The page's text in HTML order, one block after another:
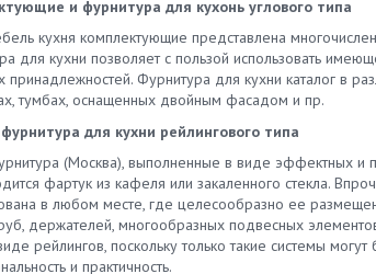
обилие металлических
то такие стили, как прованс
немыслимы без
на видном месте
элементов утвари.
для столешницы и
для кухни Недорогие
аксессуары,
принадлежности мы
мебельщикам
профиля. Оформив
можно купить полный набор
для кухонных ящиков:
заведениях
пластика не
высокой
справляется
защитой стен
загрязнений.
мебели
рабочей зоны
интерьера. В
отделке и
Купить
подбирать цоколь под
под цвет и фактуру фасадов.
стоит купить
и плинтус цоколя для кухни.
для цоколя кухни
соответствовать его
Для усиления
свойств можно
уплотнители. Панели из
цоколь пластиковый
экономичность и
монтажа. Он не такой
и фурнитура для кухонь углового типа
кухня комплектующие представлена
для кухни позволяет с пользой использовать
принадлежностей. Фурнитура для кухни каталог в
тумбах, оснащенных двойным фасадом и пр.
для кухни рейлингового типа
(Москва), выполненные в виде эффектных и
фартук из кафеля или закаленного стекла.
в любом месте, где целесообразно ее
держателей, многообразных подвесных
рейлингов, поскольку только такие системы
и практичность.